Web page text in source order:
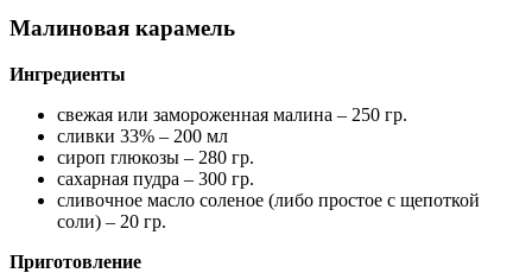
Малиновая карамель
Ингредиенты
свежая или замороженная малина – 250 гр.
сливки 33% – 200 мл
сироп глюкозы – 280 гр.
сахарная пудра – 300 гр.
сливочное масло соленое (либо простое с щепоткой
соли) – 20 гр.
Приготовление